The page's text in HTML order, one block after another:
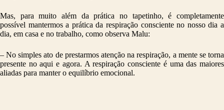
Mas, para muito além da prática no tapetinho, é completamente
possível mantermos a prática da respiração consciente no nosso dia a
dia, em casa e no trabalho, como observa Malu:
– No simples ato de prestarmos atenção na respiração, a mente se torna
presente no aqui e agora. A respiração consciente é uma das maiores
aliadas para manter o equilíbrio emocional.